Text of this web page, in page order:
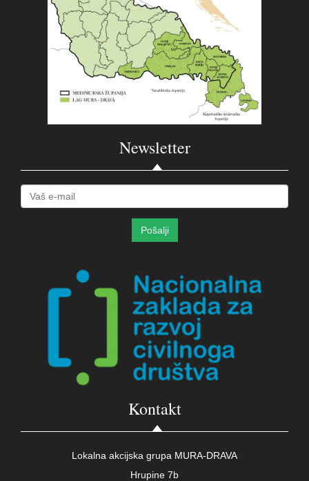
Newsletter
Kontakt
Lokalna akcijska grupa MURA-DRAVA
Hrupine 7b